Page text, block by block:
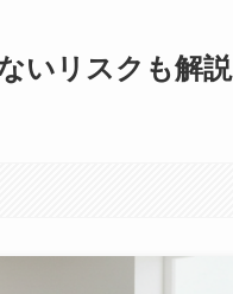
いリスクも解説